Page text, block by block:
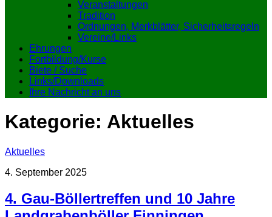
Veranstaltungen
Tradition
Ordnungen, Merkblätter, Sicherheitsregeln
Vereine/Links
Ehrungen
Fortbildung/Kurse
Biete / Suche
Links/Downloads
Ihre Nachricht an uns
Kategorie: Aktuelles
Aktuelles
4. September 2025
4. Gau-Böllertreffen und 10 Jahre